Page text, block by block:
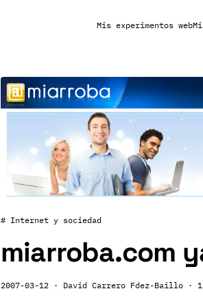
Mis experimentos web
# Internet y sociedad
miarroba.com
2007-03-12 · David Carrero Fdez-Baillo ·